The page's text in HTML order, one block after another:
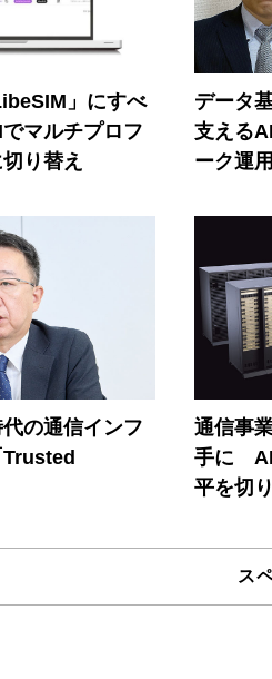
」にすべ
マルチプロフ
り替え
データ
支える
ーク運用
の通信インフ
通信事
手に AI
平を切
ス